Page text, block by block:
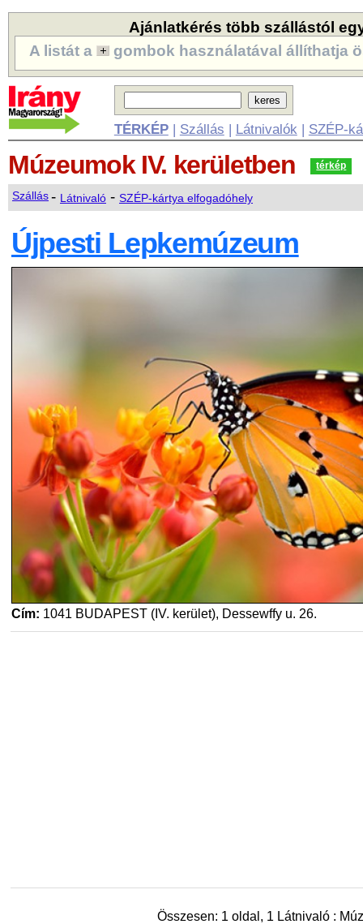
Ajánlatkérés több szállástól
A listát a
gombok használatával állíthatja
TÉRKÉP| Szállás | Látnivalók | SZÉP-
Múzeumok IV. kerületben térkép
Szállás- Látnivaló - SZÉP-kártya elfogadóhely
Újpesti Lepkemúzeum
Cím: 1041 BUDAPEST (IV. kerület), Dessewffy u. 26.
Összesen: 1 oldal, 1 Látnivaló :